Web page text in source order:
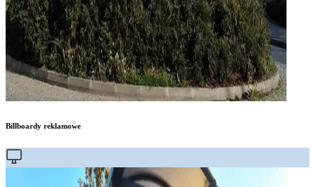
Billboardy reklamowe